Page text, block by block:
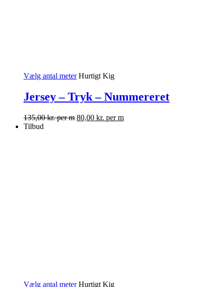
Vælg antal meter Hurtigt Kig
Jersey – Tryk – Nummereret
135,00kr.per m 80,00 kr. per m
Tilbud
Vælg antal meter Hurtigt Kig